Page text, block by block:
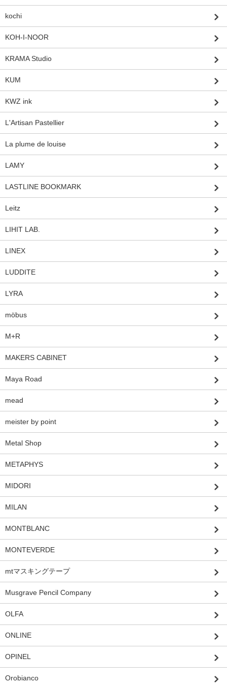
kochi
KOH-I-NOOR
KRAMA Studio
KUM
KWZ ink
L'Artisan Pastellier
La plume de louise
LAMY
LASTLINE BOOKMARK
Leitz
LIHIT LAB.
LINEX
LUDDITE
LYRA
möbus
M+R
MAKERS CABINET
Maya Road
mead
meister by point
Metal Shop
METAPHYS
MIDORI
MILAN
MONTBLANC
MONTEVERDE
mtマスキングテープ
Musgrave Pencil Company
OLFA
ONLINE
OPINEL
Orobianco